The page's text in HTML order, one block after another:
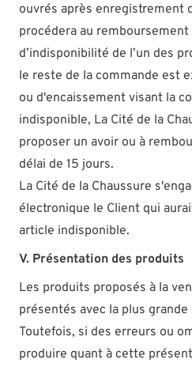
ouvrés après enregistrement
procédera au remboursement
d’indisponibilité de l’un des
le reste de la commande est
ou d'encaissement visant la
indisponible, La Cité de la
proposer un avoir ou à
délai de 15 jours.
La Cité de la Chaussure
électronique le Client qui
article indisponible.
V. Présentation des produits
Les produits proposés à la
présentés avec la plus
Toutefois, si des erreurs ou
produire quant à cette